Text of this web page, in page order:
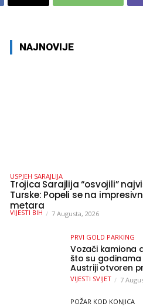
NAJNOVIJE
USPJEH SARAJLIJA
Trojica Sarajlija “osvojili”
Turske: Popeli se na
metara
VIJESTI BIH 7 Augusta, 2026
PRVI GOLD PARKING
Vozači kamiona
što su godinama
Austriji otvoren
sigurni parking
VIJESTI SVIJET 7
POŽAR KOD KONJICA